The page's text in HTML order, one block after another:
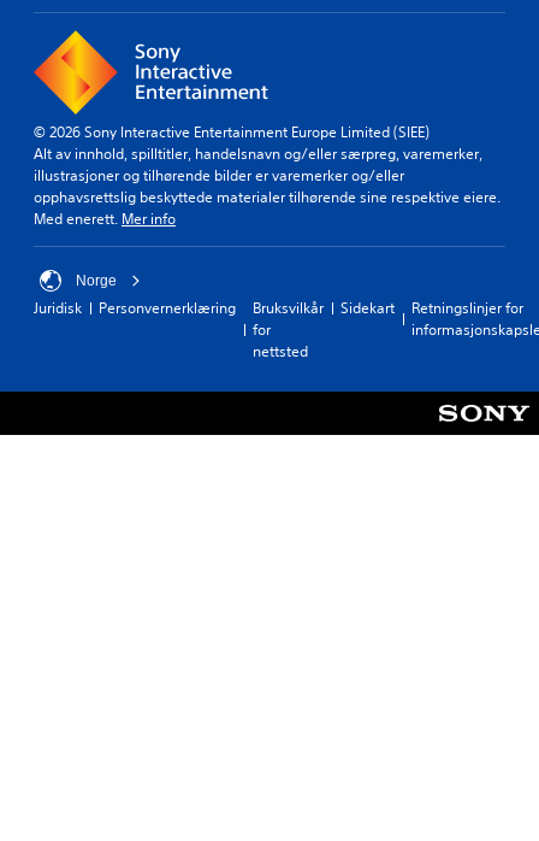
© 2026 Sony Interactive Entertainment Europe Limited (SIEE)
Alt av innhold, spilltitler, handelsnavn og/eller særpreg, varemerker,
illustrasjoner og tilhørende bilder er varemerker og/eller
opphavsrettslig beskyttede materialer tilhørende sine respektive eiere.
Med enerett. Mer info
Norge
Juridisk Personvernerklæring
Bruksvilkår
for
nettsted
Sidekart
Retningslinjer for